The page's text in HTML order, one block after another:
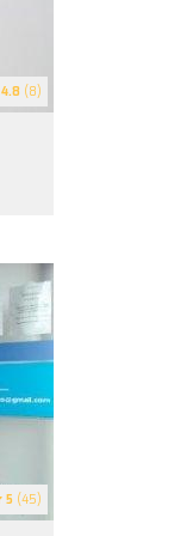
4.8 (8)
5 (45)